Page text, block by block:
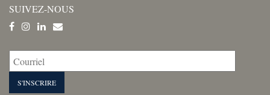
SUIVEZ-NOUS